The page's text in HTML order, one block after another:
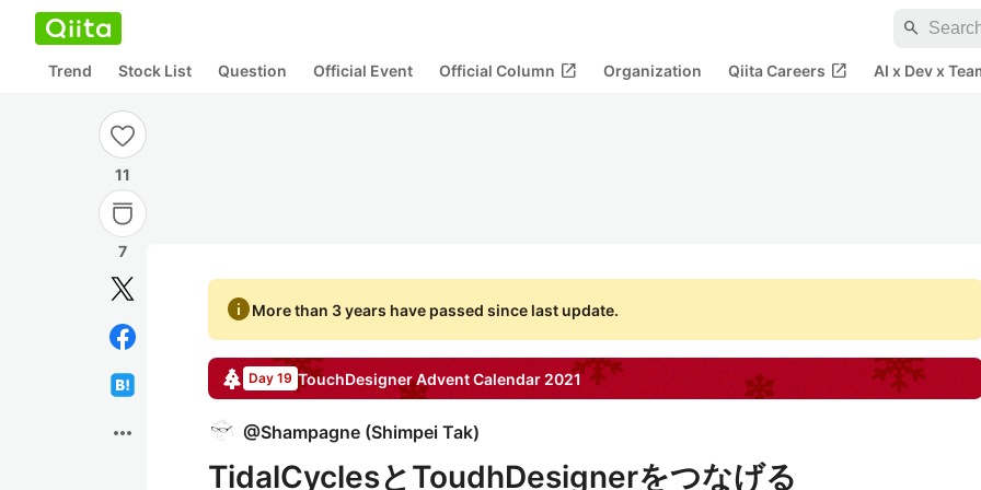
search
Trend Stock List Question Official Event Official Column open_in_new Organization Qiita Careers open_in_new AI x Dev x
11
7
more_horiz
infoMore than 3 years have passed since last update.
Day 19 TouchDesignerAdvent Calendar 2021
@Shampagne (Shimpei Tak)
TidalCyclesとToudhDesignerをつなげる